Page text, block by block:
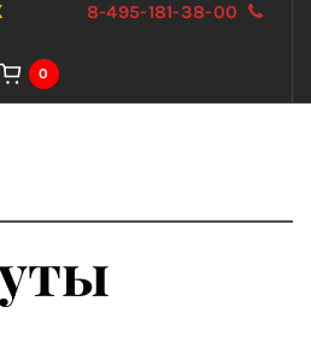
8-495-181-38-00
0